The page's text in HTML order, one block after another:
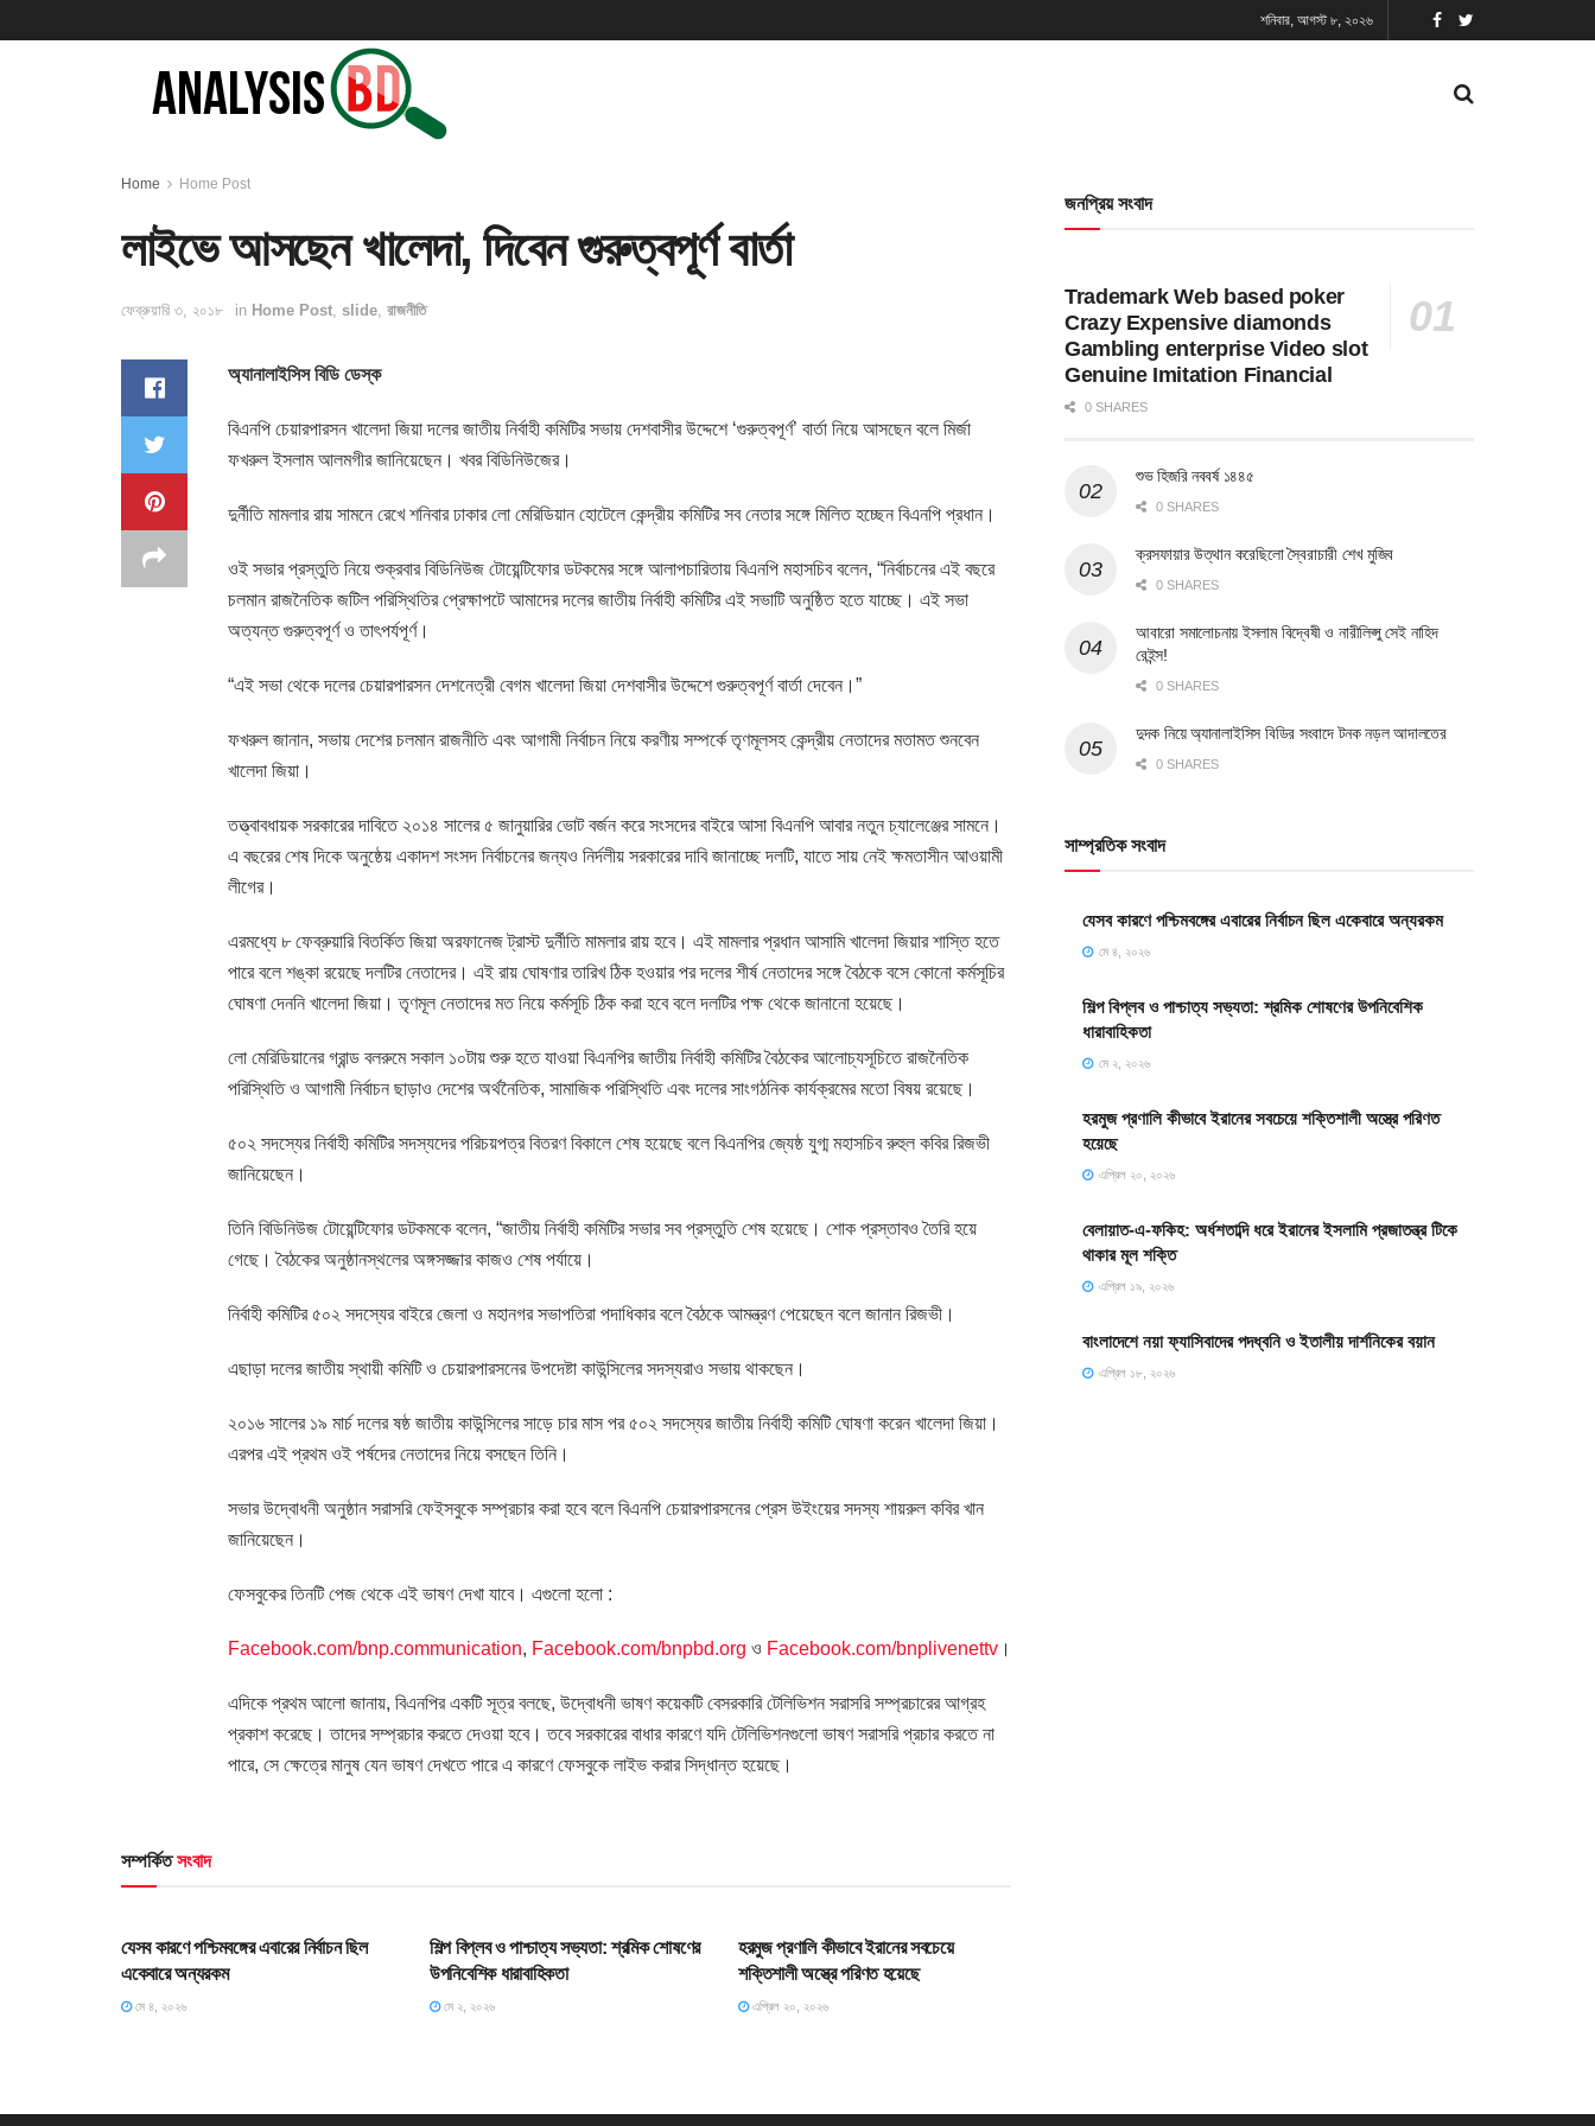
শনিবার, আগস্ট ৮, ২০২৬
Home Home Post
লাইভে আসছেন খালেদা, দিবেন গুরুত্বপূর্ণ বার্তা
ফেব্রুয়ারি ৩, ২০১৮ in Home Post slide রাজনীতি
অ্যানালাইসিস বিডি ডেস্ক
বিএনপি চেয়ারপারসন খালেদা জিয়া দলের জাতীয় নির্বাহী কমিটির সভায় দেশবাসীর উদ্দেশে ‘গুরুত্বপূর্ণ’ বার্তা নিয়ে আসছেন বলে মির্জা
ফখরুল ইসলাম আলমগীর জানিয়েছেন। খবর বিডিনিউজের।
দুর্নীতি মামলার রায় সামনে রেখে শনিবার ঢাকার লো মেরিডিয়ান হোটেলে কেন্দ্রীয় কমিটির সব নেতার সঙ্গে মিলিত হচ্ছেন বিএনপি প্রধান।
ওই সভার প্রস্তুতি নিয়ে শুক্রবার বিডিনিউজ টোয়েন্টিফোর ডটকমের সঙ্গে আলাপচারিতায় বিএনপি মহাসচিব বলেন, “নির্বাচনের এই বছরে
চলমান রাজনৈতিক জটিল পরিস্থিতির প্রেক্ষাপটে আমাদের দলের জাতীয় নির্বাহী কমিটির এই সভাটি অনুষ্ঠিত হতে যাচ্ছে। এই সভা
অত্যন্ত গুরুত্বপূর্ণ ও তাৎপর্যপূর্ণ।
“এই সভা থেকে দলের চেয়ারপারসন দেশনেত্রী বেগম খালেদা জিয়া দেশবাসীর উদ্দেশে গুরুত্বপূর্ণ বার্তা দেবেন।”
ফখরুল জানান, সভায় দেশের চলমান রাজনীতি এবং আগামী নির্বাচন নিয়ে করণীয় সম্পর্কে তৃণমূলসহ কেন্দ্রীয় নেতাদের মতামত শুনবেন
খালেদা জিয়া।
তত্ত্বাবধায়ক সরকারের দাবিতে ২০১৪ সালের ৫ জানুয়ারির ভোট বর্জন করে সংসদের বাইরে আসা বিএনপি আবার নতুন চ্যালেঞ্জের সামনে।
এ বছরের শেষ দিকে অনুষ্ঠেয় একাদশ সংসদ নির্বাচনের জন্যও নির্দলীয় সরকারের দাবি জানাচ্ছে দলটি, যাতে সায় নেই ক্ষমতাসীন আওয়ামী
লীগের।
এরমধ্যে ৮ ফেব্রুয়ারি বিতর্কিত জিয়া অরফানেজ ট্রাস্ট দুর্নীতি মামলার রায় হবে। এই মামলার প্রধান আসামি খালেদা জিয়ার শাস্তি হতে
পারে বলে শঙ্কা রয়েছে দলটির নেতাদের। এই রায় ঘোষণার তারিখ ঠিক হওয়ার পর দলের শীর্ষ নেতাদের সঙ্গে বৈঠকে বসে কোনো কর্মসূচির
ঘোষণা দেননি খালেদা জিয়া। তৃণমূল নেতাদের মত নিয়ে কর্মসূচি ঠিক করা হবে বলে দলটির পক্ষ থেকে জানানো হয়েছে।
লো মেরিডিয়ানের গ্রান্ড বলরুমে সকাল ১০টায় শুরু হতে যাওয়া বিএনপির জাতীয় নির্বাহী কমিটির বৈঠকের আলোচ্যসূচিতে রাজনৈতিক
পরিস্থিতি ও আগামী নির্বাচন ছাড়াও দেশের অর্থনৈতিক, সামাজিক পরিস্থিতি এবং দলের সাংগঠনিক কার্যক্রমের মতো বিষয় রয়েছে।
৫০২ সদস্যের নির্বাহী কমিটির সদস্যদের পরিচয়পত্র বিতরণ বিকালে শেষ হয়েছে বলে বিএনপির জ্যেষ্ঠ যুগ্ম মহাসচিব রুহুল কবির রিজভী
জানিয়েছেন।
তিনি বিডিনিউজ টোয়েন্টিফোর ডটকমকে বলেন, “জাতীয় নির্বাহী কমিটির সভার সব প্রস্তুতি শেষ হয়েছে। শোক প্রস্তাবও তৈরি হয়ে
গেছে। বৈঠকের অনুষ্ঠানস্থলের অঙ্গসজ্জার কাজও শেষ পর্যায়ে।
নির্বাহী কমিটির ৫০২ সদস্যের বাইরে জেলা ও মহানগর সভাপতিরা পদাধিকার বলে বৈঠকে আমন্ত্রণ পেয়েছেন বলে জানান রিজভী।
এছাড়া দলের জাতীয় স্থায়ী কমিটি ও চেয়ারপারসনের উপদেষ্টা কাউন্সিলের সদস্যরাও সভায় থাকছেন।
২০১৬ সালের ১৯ মার্চ দলের ষষ্ঠ জাতীয় কাউন্সিলের সাড়ে চার মাস পর ৫০২ সদস্যের জাতীয় নির্বাহী কমিটি ঘোষণা করেন খালেদা জিয়া।
এরপর এই প্রথম ওই পর্ষদের নেতাদের নিয়ে বসছেন তিনি।
সভার উদ্বোধনী অনুষ্ঠান সরাসরি ফেইসবুকে সম্প্রচার করা হবে বলে বিএনপি চেয়ারপারসনের প্রেস উইংয়ের সদস্য শায়রুল কবির খান
জানিয়েছেন।
ফেসবুকের তিনটি পেজ থেকে এই ভাষণ দেখা যাবে। এগুলো হলো :
Facebook.com/bnp.communication, Facebook.com/bnpbd.org ও Facebook.com/bnplivenettv ।
এদিকে প্রথম আলো জানায়, বিএনপির একটি সূত্র বলছে, উদ্বোধনী ভাষণ কয়েকটি বেসরকারি টেলিভিশন সরাসরি সম্প্রচারের আগ্রহ
প্রকাশ করেছে। তাদের সম্প্রচার করতে দেওয়া হবে। তবে সরকারের বাধার কারণে যদি টেলিভিশনগুলো ভাষণ সরাসরি প্রচার করতে না
পারে, সে ক্ষেত্রে মানুষ যেন ভাষণ দেখতে পারে এ কারণে ফেসবুকে লাইভ করার সিদ্ধান্ত হয়েছে।
সম্পর্কিতসংবাদ
যেসব কারণে পশ্চিমবঙ্গের এবারের নির্বাচন ছিল
একেবারে অন্যরকম
মে ৪, ২০২৬
শিল্প বিপ্লব ও পাশ্চাত্য সভ্যতা: শ্রমিক শোষণের
উপনিবেশিক ধারাবাহিকতা
মে ২, ২০২৬
হরমুজ প্রণালি কীভাবে ইরানের সবচেয়ে
শক্তিশালী অস্ত্রে পরিণত হয়েছে
এপ্রিল ২০, ২০২৬
জনপ্রিয় সংবাদ
Trademark Web based poker
Crazy Expensive diamonds
Gambling enterprise Video slot
Genuine Imitation Financial
0 SHARES
শুভ হিজরি নববর্ষ ১৪৪৫
0 SHARES
ক্রসফায়ার উত্থান করেছিলো স্বৈরাচারী শেখ মুজিব
0 SHARES
আবারো সমালোচনায় ইসলাম বিদ্বেষী ও নারীলিপ্সু সেই নাহিদ
রেইন্স!
0 SHARES
দুদক নিয়ে অ্যানালাইসিস বিডির সংবাদে টনক নড়ল আদালতের
0 SHARES
সাম্প্রতিক সংবাদ
যেসব কারণে পশ্চিমবঙ্গের এবারের নির্বাচন ছিল একেবারে অন্যরকম
মে ৪, ২০২৬
শিল্প বিপ্লব ও পাশ্চাত্য সভ্যতা: শ্রমিক শোষণের উপনিবেশিক
ধারাবাহিকতা
মে ২, ২০২৬
হরমুজ প্রণালি কীভাবে ইরানের সবচেয়ে শক্তিশালী অস্ত্রে পরিণত
হয়েছে
এপ্রিল ২০, ২০২৬
বেলায়াত-এ-ফকিহ: অর্ধশতাব্দি ধরে ইরানের ইসলামি প্রজাতন্ত্র টিকে
থাকার মূল শক্তি
এপ্রিল ১৯, ২০২৬
বাংলাদেশে নয়া ফ্যাসিবাদের পদধ্বনি ও ইতালীয় দার্শনিকের বয়ান
এপ্রিল ১৮, ২০২৬